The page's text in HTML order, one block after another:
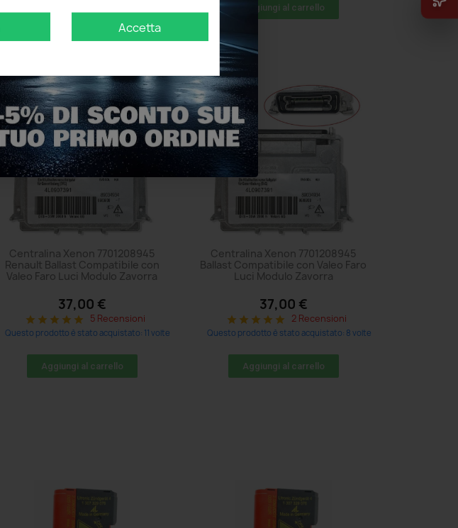
Aggiungi al carrello
Centralina Xenon 7701208945
Renault Ballast Compatibile con
Valeo Faro Luci Modulo Zavorra
37,00 €
star star star star star 5 Recensioni
Questo prodotto è stato acquistato: 11 volte
Aggiungi al carrello
Centralina Xenon 7701208945
Ballast Compatibile con Valeo Faro
Luci Modulo Zavorra
37,00 €
star star star star star 2 Recensioni
Questo prodotto è stato acquistato: 8 volte
Aggiungi al carrello
Accetta